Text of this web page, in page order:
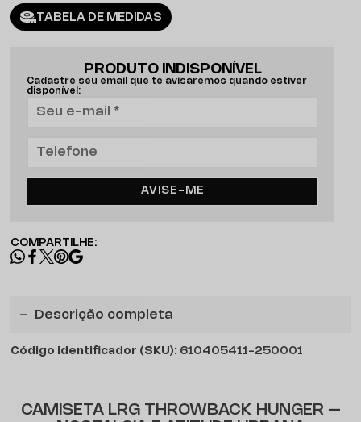
TABELA DE MEDIDAS
PRODUTO INDISPONÍVEL
Cadastre seu email que te avisaremos quando estiver
disponível:
AVISE-ME
COMPARTILHE:
Descrição completa
Código identificador (SKU): 610405411-250001
CAMISETA LRG THROWBACK HUNGER –